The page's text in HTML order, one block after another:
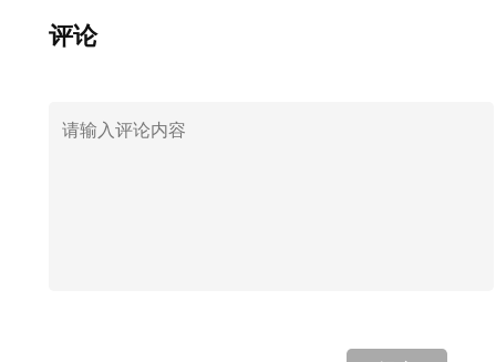
尊地位。01官吏考核标准制定选拔标准秦朝制
括法律知识、政治表现、道德品质和治理能力
评论